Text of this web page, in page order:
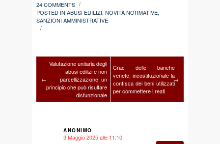
24 COMMENTS /
POSTED IN ABUSI EDILIZI,NOVITÀ NORMATIVE,
SANZIONI AMMINISTRATIVE
/
←
Valutazione unitaria degli
abusi edilizi e non
parcellizzazione: un
principio che può risultare
disfunzionale
Crac delle banche
venete: incostituzionale la
confisca dei beni utilizzati
per commettere i reati
→
ANONIMO
3 Maggio 2025 alle 11:10